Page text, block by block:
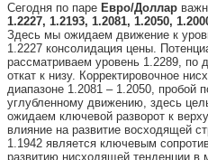
Сегодня по паре Евро/Доллар
1.2227, 1.2193, 1.2081, 1.2050,
Здесь мы ожидаем движение к
1.2227 консолидация цены.
рассматриваем уровень 1.2289, по
откат к низу. Корректировочное
диапазоне 1.2081 – 1.2050, пробой
углубленному движению, здесь
ожидаем ключевой разворот к
влияние на развитие восходящей
1.1942 является ключевым
развитию нисходящей тенденции